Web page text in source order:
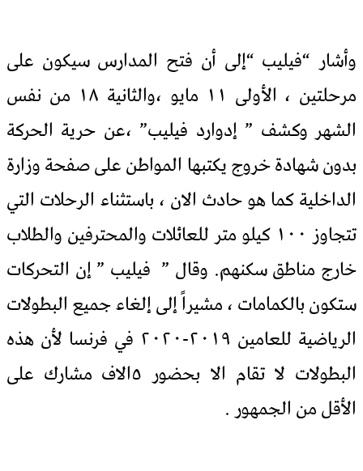
وأشار “فيليب “إلى أن فتح المدارس سيكون على
مرحلتين ، الأولى ١١ مايو ،والثانية ١٨ من نفس
الشهر وكشف ” إدوارد فيليب” ،عن حرية الحركة
بدون شهادة خروج يكتبها المواطن على صفحة وزارة
الداخلية كما هو حادث الان ، باستثناء الرحلات التي
تتجاوز ١٠٠ كيلو متر للعائلات والمحترفين والطلاب
خارج مناطق سكنهم. وقال ” فيليب ” إن التحركات
ستكون بالكمامات ، مشيراً إلى إلغاء جميع البطولات
الرياضية للعامين ٢٠١٩-٢٠٢٠ في فرنسا لأن هذه
البطولات لا تقام الا بحضور ٥الاف مشارك على
الأقل من الجمهور .